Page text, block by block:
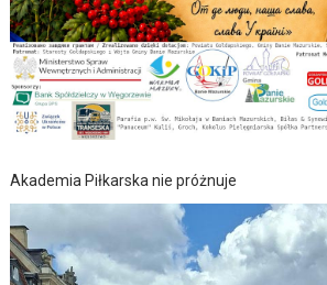
Akademia Piłkarska nie próżnuje